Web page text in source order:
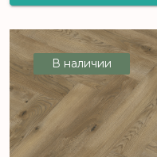
В наличии